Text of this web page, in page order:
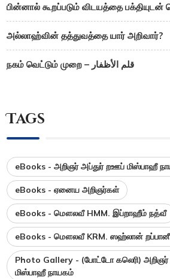
பின்னால் கூறப்படும் விடயத்தை பக்தியுடன்
அல்லாஹ்வின் தத்துவத்தை யார் அறிவார்?
நகம் வெட்டும் முறை – قلم الأظفار
Tags
eBooks - அறிஞர் அப்துர் றஊப் மிஸ்பாஹீ
eBooks - ஏனைய அறிஞர்கள்
eBooks - மௌலவீ HMM. இப்றாஹீம் நத்வீ
eBooks - மௌலவீ KRM. ஸஹ்லான் றப்பானீ
Photo Gallery - (போட்டோ கலெரி)
மிஸ்பாஹீ நாயகம்